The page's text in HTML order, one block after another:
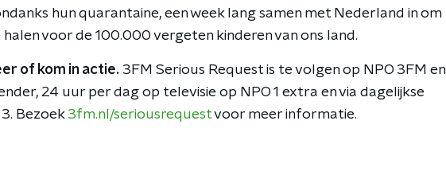
hun quarantaine, een week lang samen met Nederland in om
voor de 100.000 vergeten kinderen van ons land.
of kom in actie. 3FM Serious Request is te volgen op NPO 3FM en
24 uur per dag op televisie op NPO 1 extra en via dagelijkse
Bezoek3fm.nl/seriousrequestvoor meer informatie.